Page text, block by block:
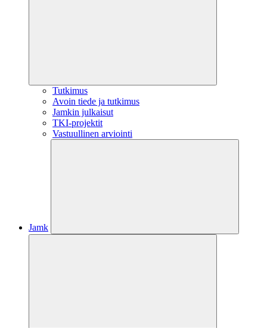
Tutkimus
Avoin tiede ja tutkimus
Jamkin julkaisut
TKI-projektit
Vastuullinen arviointi
Jamk